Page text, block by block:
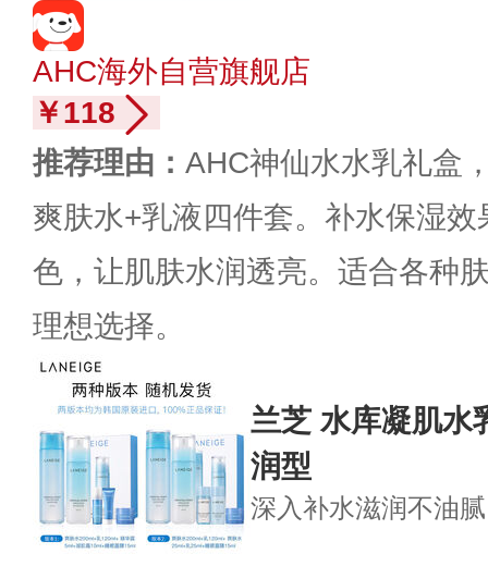
AHC海外自营旗舰店
￥118
推荐理由： AHC神仙水水乳礼盒
爽肤水+乳液四件套。补水保湿
色，让肌肤水润透亮。适合各种
理想选择。
兰芝 水库凝肌水
润型
深入补水滋润不油腻